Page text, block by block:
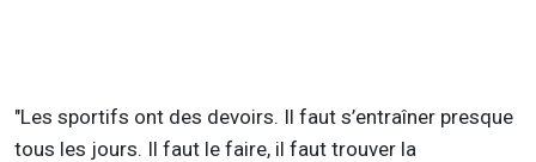
"Les sportifs ont des devoirs. Il faut s’entraîner presque
tous les jours. Il faut le faire, il faut trouver la